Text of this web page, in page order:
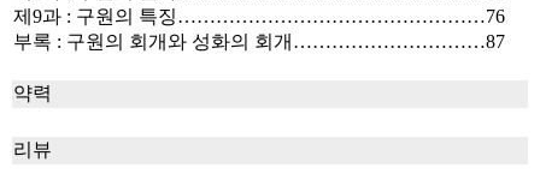
제9과 : 구원의 특징…………………………………………76
부록 : 구원의 회개와 성화의 회개…………………………87
약력
리뷰